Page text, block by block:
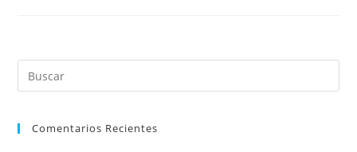
Comentarios Recientes